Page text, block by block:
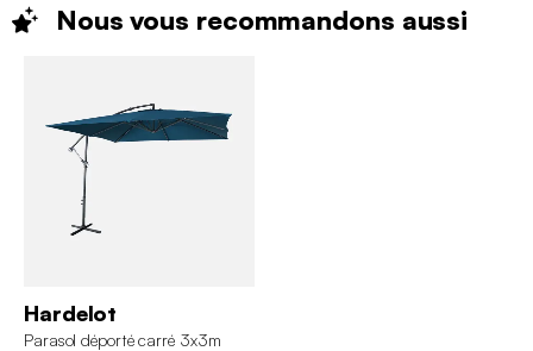
Nous vous recommandons aussi
Hardelot
Parasol déporté carré 3x3m